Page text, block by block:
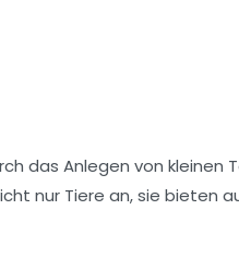
das Anlegen von kleinen
nur Tiere an, sie bieten